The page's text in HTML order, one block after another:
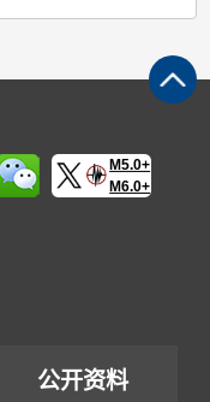
M5.0+
M6.0+
公开资料